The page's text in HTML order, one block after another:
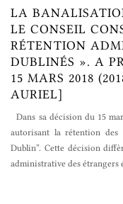
LA
LE CONSEIL
RÉTENTION
DUBLINÉS ». A
15 MARS 2018
AURIEL]
Dans sa décision du 15
autorisant la rétention des
Dublin”. Cette décision
administrative des étrangers